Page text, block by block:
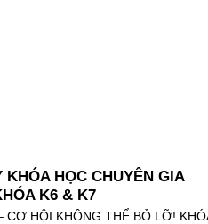
KHÓA HỌC CHUYÊN GIA
K6 & K7
HỘI KHÔNG THỂ BỎ LỠ!